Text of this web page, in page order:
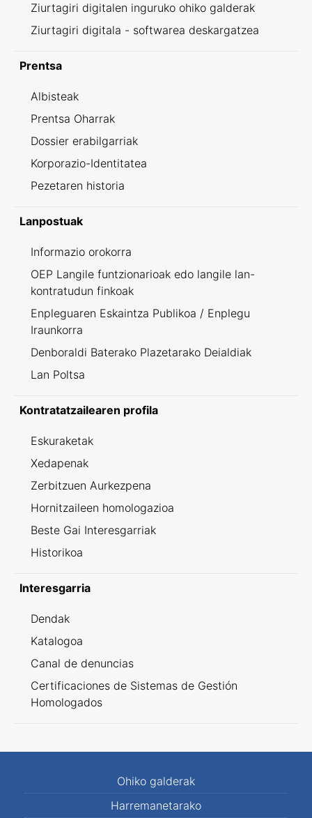
Ziurtagiri digitalen inguruko ohiko galderak
Ziurtagiri digitala - softwarea deskargatzea
Prentsa
Albisteak
Prentsa Oharrak
Dossier erabilgarriak
Korporazio-Identitatea
Pezetaren historia
Lanpostuak
Informazio orokorra
OEP Langile funtzionarioak edo langile lan-
kontratudun finkoak
Enpleguaren Eskaintza Publikoa / Enplegu
Iraunkorra
Denboraldi Baterako Plazetarako Deialdiak
Lan Poltsa
Kontratatzailearen profila
Eskuraketak
Xedapenak
Zerbitzuen Aurkezpena
Hornitzaileen homologazioa
Beste Gai Interesgarriak
Historikoa
Interesgarria
Dendak
Katalogoa
Canal de denuncias
Certificaciones de Sistemas de Gestión
Homologados
Ohiko galderak
Harremanetarako